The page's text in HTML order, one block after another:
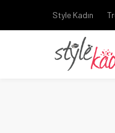
Style Kadın